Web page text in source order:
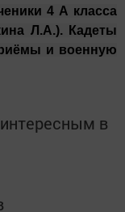
4 А класса
Л.А.). Кадеты
и военную
в